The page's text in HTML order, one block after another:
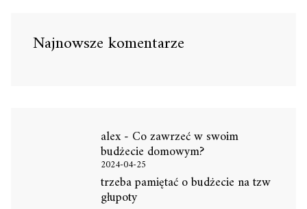
Najnowsze komentarze
alex- Co zawrzeć w swoim
budżecie domowym?
2024-04-25
trzeba pamiętać o budżecie na tzw
głupoty